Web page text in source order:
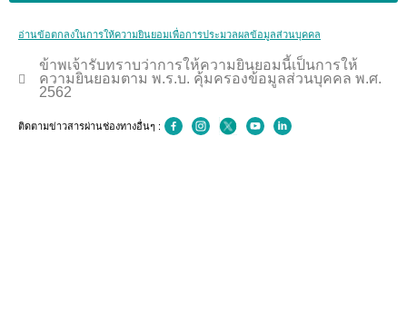
อ่านข้อตกลงในการให้ความยินยอมเพื่อการประมวลผลข้อมูลส่วนบุคคล
ข้าพเจ้ารับทราบว่าการให้ความยินยอมนี้เป็นการให้
ความยินยอมตาม พ.ร.บ. คุ้มครองข้อมูลส่วนบุคคล พ.ศ.
2562
ติดตามข่าวสารผ่านช่องทางอื่นๆ :